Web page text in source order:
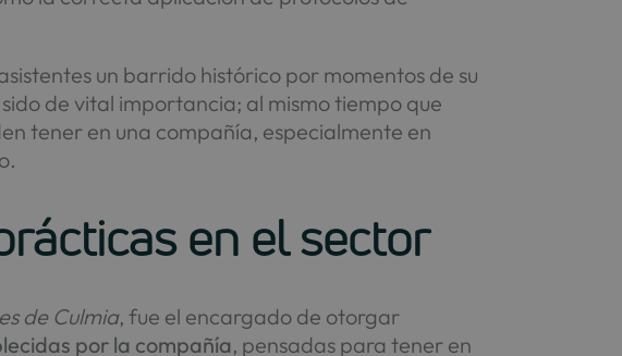
un barrido histórico por momentos de su
de vital importancia; al mismo tiempo que
tener en una compañía, especialmente en
en el sector
de Culmia, fue el encargado de otorgar
por la compañía, pensadas para tener en